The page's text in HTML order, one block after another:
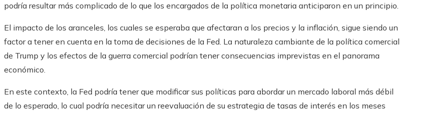
podría resultar más complicado de lo que los encargados de la política monetaria anticiparon en un principio.
El impacto de los aranceles, los cuales se esperaba que afectaran a los precios y la inflación, sigue siendo un
factor a tener en cuenta en la toma de decisiones de la Fed. La naturaleza cambiante de la política comercial
de Trump y los efectos de la guerra comercial podrían tener consecuencias imprevistas en el panorama
económico.
En este contexto, la Fed podría tener que modificar sus políticas para abordar un mercado laboral más débil
de lo esperado, lo cual podría necesitar un reevaluación de su estrategia de tasas de interés en los meses